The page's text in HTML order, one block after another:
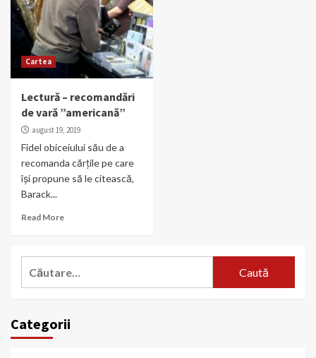
Cartea
Lectură – recomandări
de vară ”americană”
august 19, 2019
Fidel obiceiului său de a
recomanda cărțile pe care
își propune să le citească,
Barack...
Read More
Categorii